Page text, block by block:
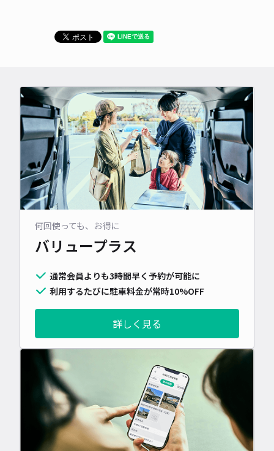
何回使っても、お得に
バリュープラス
通常会員よりも3時間早く予約が可能に
利用するたびに駐車料金が常時10%OFF
詳しく見る